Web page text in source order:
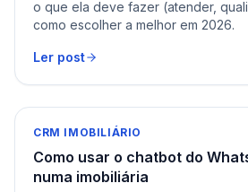
o que ela deve fazer (atender,
como escolher a melhor em 2026.
Ler post
CRM IMOBILIÁRIO
Como usar o chatbot do
numa imobiliária